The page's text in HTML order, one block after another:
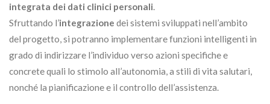
integrata dei dati clinici personali.
Sfruttando l’integrazione dei sistemi sviluppati nell’ambito
del progetto, si potranno implementare funzioni intelligenti in
grado di indirizzare l’individuo verso azioni specifiche e
concrete quali lo stimolo all’autonomia, a stili di vita salutari,
nonché la pianificazione e il controllo dell’assistenza.